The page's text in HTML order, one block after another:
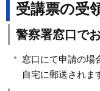
受講票の受
警察署窓口で
窓口にて申請の場
自宅に郵送されま